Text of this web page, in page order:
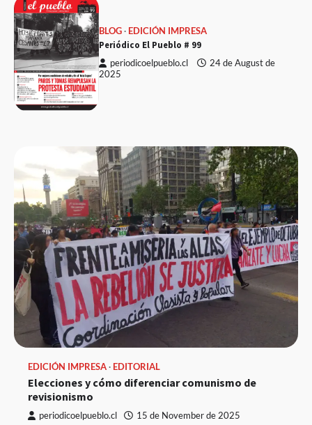
BLOG EDICIÓN IMPRESA
Periódico El Pueblo # 99
periodicoelpueblo.cl
24 de August de
2025
EDICIÓN IMPRESA EDITORIAL
Elecciones y cómo diferenciar comunismo de
revisionismo
periodicoelpueblo.cl 15 de November de 2025